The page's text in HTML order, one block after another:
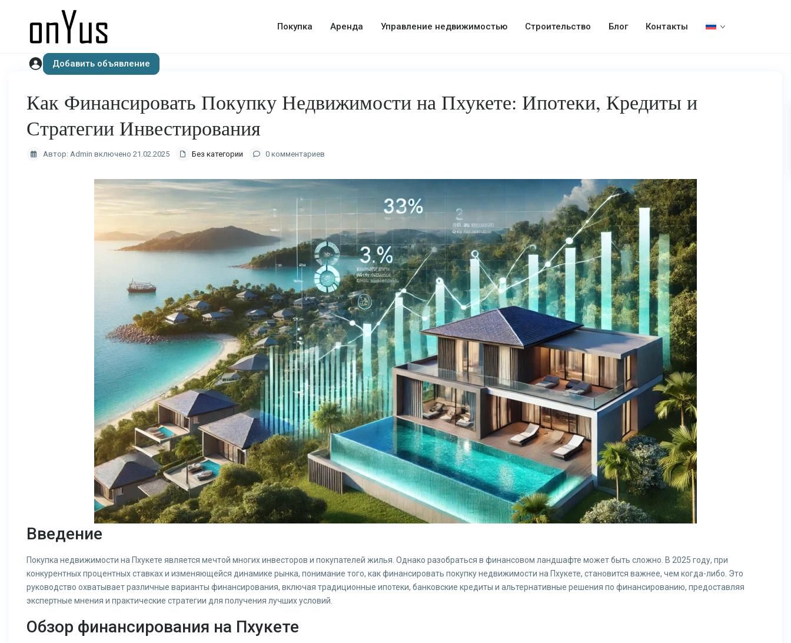
Покупка Аренда Управление недвижимостью Строительство Блог Контакты
Добавить объявление
Как Финансировать Покупку Недвижимости на Пхукете: Ипотеки, Кредиты и
Стратегии Инвестирования
Автор: Admin включено 21.02.2025 Без категории 0 комментариев
Введение
Покупка недвижимости на Пхукете является мечтой многих инвесторов и покупателей жилья. Однако разобраться в финансовом ландшафте может быть сложно. В 2025 году, при
конкурентных процентных ставках и изменяющейся динамике рынка, понимание того, как финансировать покупку недвижимости на Пхукете, становится важнее, чем когда-либо. Это
руководство охватывает различные варианты финансирования, включая традиционные ипотеки, банковские кредиты и альтернативные решения по финансированию, предоставляя
экспертные мнения и практические стратегии для получения лучших условий.
Обзор финансирования на Пхукете